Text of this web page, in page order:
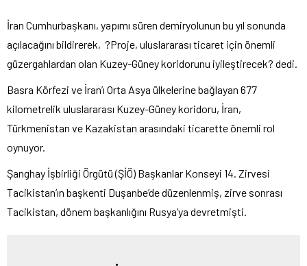
İran Cumhurbaşkanı, yapımı süren demiryolunun bu yıl sonunda
açılacağını bildirerek, ?Proje, uluslararası ticaret için önemli
güzergahlardan olan Kuzey-Güney koridorunu iyileştirecek? dedi.
Basra Körfezi ve İran’ı Orta Asya ülkelerine bağlayan 677
kilometrelik uluslararası Kuzey-Güney koridoru, İran,
Türkmenistan ve Kazakistan arasındaki ticarette önemli rol
oynuyor.
Şanghay İşbirliği Örgütü (ŞİÖ) Başkanlar Konseyi 14. Zirvesi
Tacikistan’ın başkenti Duşanbe’de düzenlenmiş, zirve sonrası
Tacikistan, dönem başkanlığını Rusya’ya devretmişti.